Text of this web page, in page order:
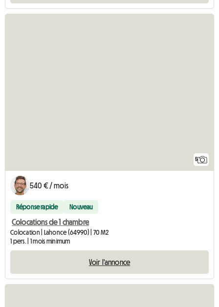
5
540 € / mois
Réponse rapide Nouveau
Colocations de 1 chambre
Colocation | Lahonce (64990) | 70 M2
1 pers. | 1 mois minimum
Voir l'annonce